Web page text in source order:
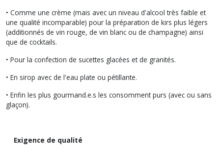
• Comme une crème (mais avec un niveau d'alcool très faible et
une qualité incomparable) pour la préparation de kirs plus légers
(additionnés de vin rouge, de vin blanc ou de champagne) ainsi
que de cocktails.
• Pour la confection de sucettes glacées et de granités.
• En sirop avec de l'eau plate ou pétillante.
• Enfin les plus gourmand.e.s les consomment purs (avec ou sans
glaçon).
Exigence de qualité